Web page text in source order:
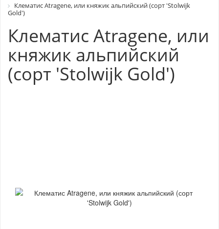
Клематис Atragene, или княжик альпийский (сорт 'Stolwijk
Gold')
Клематис Atragene, или
княжик альпийский
(сорт 'Stolwijk Gold')